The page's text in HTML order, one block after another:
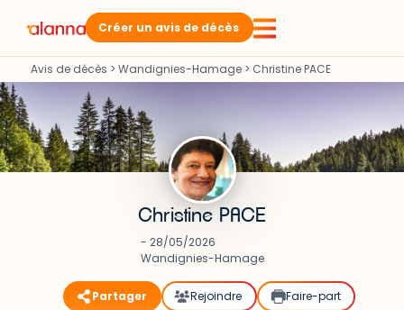
Créer un avis de décès
Avis de décès > Wandignies-Hamage > Christine PACE
Christine PACE
- 28/05/2026
Wandignies-Hamage
Partager Rejoindre Faire-part